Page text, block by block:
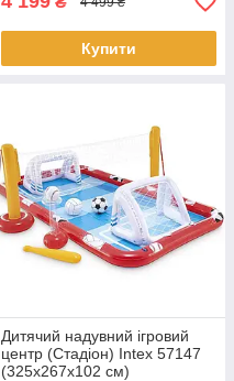
Купити
Дитячий надувний ігровий
центр (Стадіон) Intex 57147
(325х267х102 см)